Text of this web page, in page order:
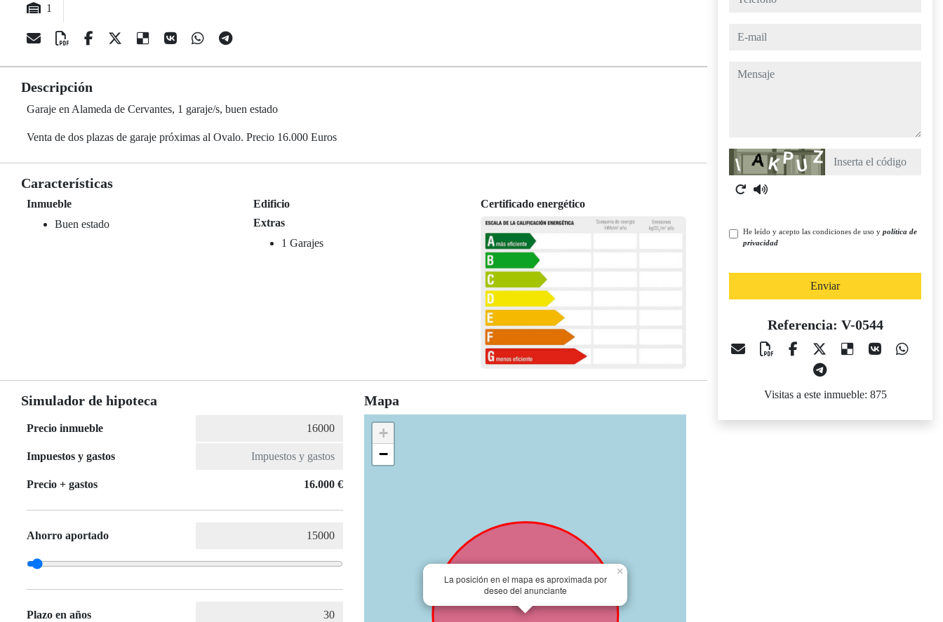
1
Descripción
Garaje en Alameda de Cervantes, 1 garaje/s, buen estado
Venta de dos plazas de garaje próximas al Ovalo. Precio 16.000 Euros
Características
Inmueble
Buen estado
Edificio
Extras
1 Garajes
Certificado energético
Simulador de hipoteca
Precio inmueble
Impuestos y gastos
Precio + gastos 16.000 €
Ahorro aportado
Plazo en años
Mapa
La posición en el mapa es aproximada por
deseo del anunciante
×
+
−
e-mail
mensaje
Captcha
He leído y acepto las condiciones de uso y política de
privacidad
Enviar
Referencia: V-0544
Visitas a este inmueble: 875